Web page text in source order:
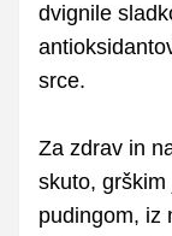
dvignile
srce.
Za zdrav in
skuto,
pudingom, iz